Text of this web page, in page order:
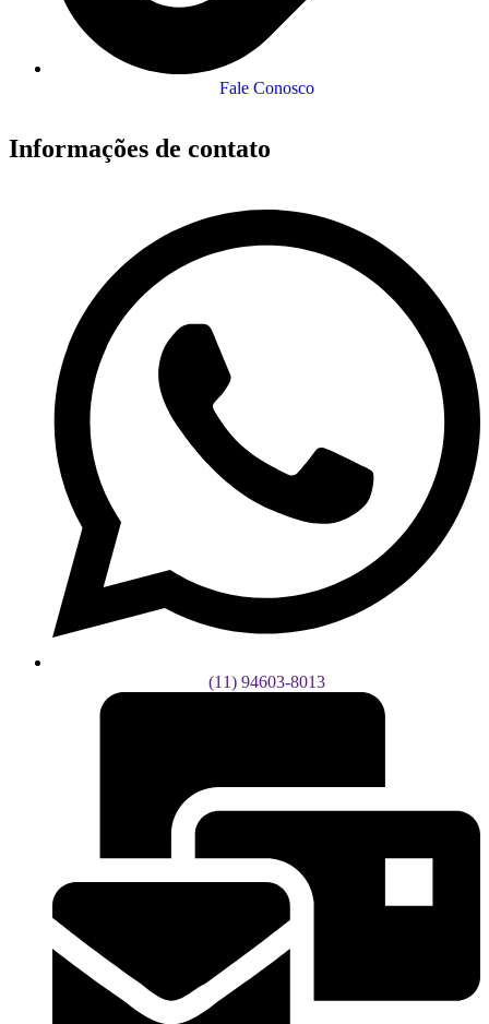
Fale Conosco
Informações de contato
(11) 94603-8013